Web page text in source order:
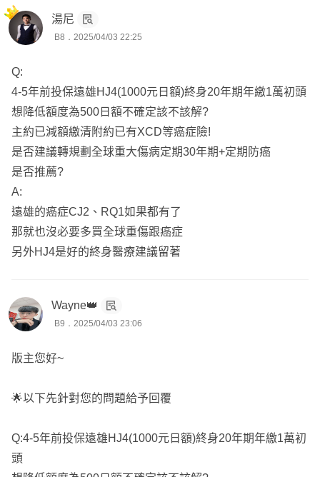
湯尼
B8．2025/04/03 22:25
Q:
4-5年前投保遠雄HJ4(1000元日額)終身20年期年繳1萬初頭
想降低額度為500日額不確定該不該解?
主約已減額繳清附約已有XCD等癌症險!
是否建議轉規劃全球重大傷病定期30年期+定期防癌
是否推薦?
A:
遠雄的癌症CJ2、RQ1如果都有了
那就也沒必要多買全球重傷跟癌症
另外HJ4是好的終身醫療建議留著
Wayne👑
B9．2025/04/03 23:06
版主您好~
🌟以下先針對您的問題給予回覆
Q:4-5年前投保遠雄HJ4(1000元日額)終身20年期年繳1萬初
頭